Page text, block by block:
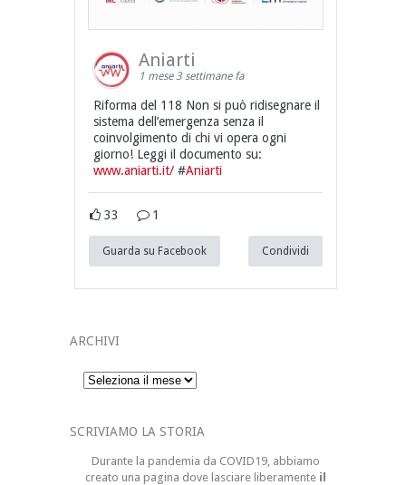
Aniarti
1 mese 3 settimane fa
Riforma del 118 Non si può ridisegnare il
sistema dell’emergenza senza il
coinvolgimento di chi vi opera ogni
giorno! Leggi il documento su:
www.aniarti.it/#Aniarti
33 1
Guarda su Facebook Condividi
ARCHIVI
Archivi
SCRIVIAMO LA STORIA
Durante la pandemia da COVID19, abbiamo
creato una pagina dove lasciare liberamenteil